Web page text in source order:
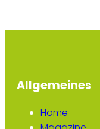
Allgemeines
Home